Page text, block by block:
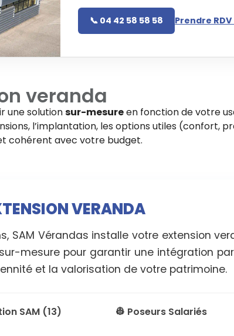
📞 04 42 58 58 58 Prendre
veranda
une solutionsur-mesureen fonction de votre
l’implantation, les options utiles (confort,
cohérent avec votre budget.
VERANDA
SAM Vérandas installe votre extension
mesure pour garantir une intégration
et la valorisation de votre patrimoine.
SAM (13) 👷 Poseurs Salariés